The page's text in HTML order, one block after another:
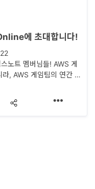
에 초대합니다!
노트 멤버님들! AWS 게
, AWS 게임팀의 연간 대
Online(줄여서
에게 유용한 정보들을 모